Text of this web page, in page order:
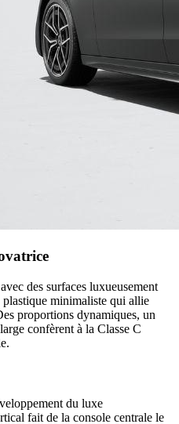
des surfaces luxueusement
plastique minimaliste qui allie
proportions dynamiques, un
confèrent à la Classe C
du luxe
fait de la console centrale le